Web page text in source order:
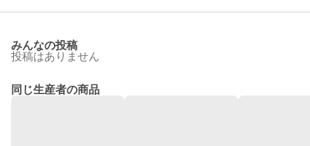
みんなの投稿
投稿はありません
同じ生産者の商品